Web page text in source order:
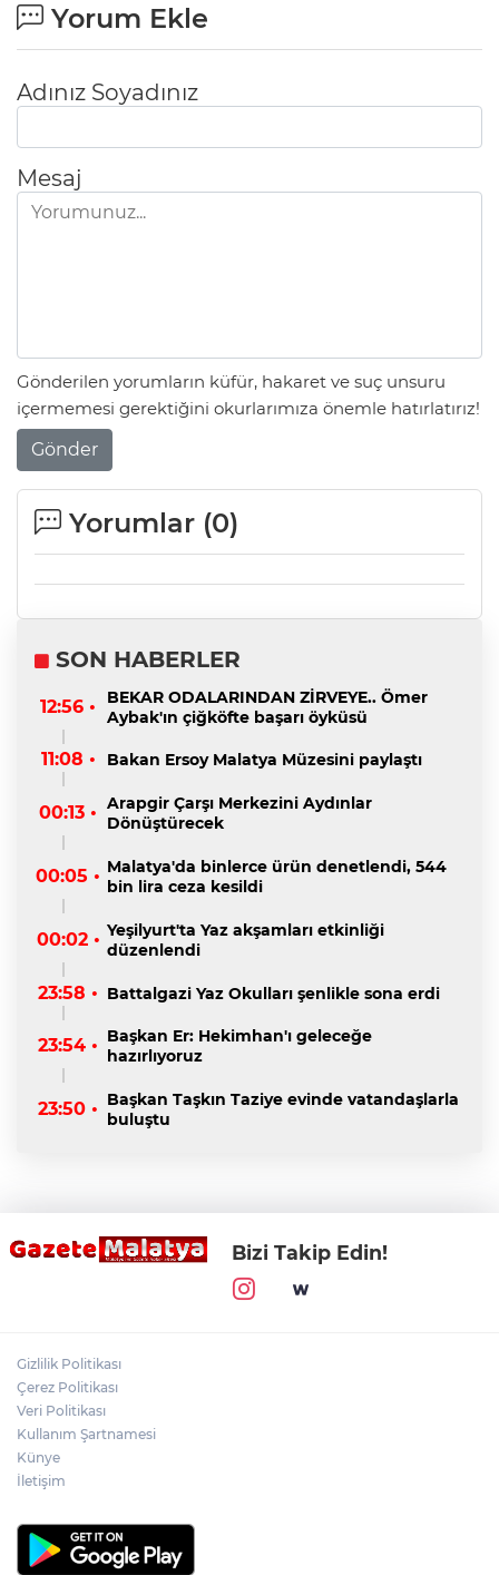
Yorum Ekle
Adınız Soyadınız
Mesaj
Gönderilen yorumların küfür, hakaret ve suç unsuru
içermemesi gerektiğini okurlarımıza önemle hatırlatırız!
Gönder
Yorumlar (0)
SON HABERLER
12:56 •
BEKAR ODALARINDAN ZİRVEYE.. Ömer
Aybak'ın çiğköfte başarı öyküsü
11:08 • Bakan Ersoy Malatya Müzesini paylaştı
00:13 • Arapgir Çarşı Merkezini Aydınlar
Dönüştürecek
00:05 • Malatya'da binlerce ürün denetlendi, 544
bin lira ceza kesildi
00:02 • Yeşilyurt'ta Yaz akşamları etkinliği
düzenlendi
23:58 • Battalgazi Yaz Okulları şenlikle sona erdi
23:54 • Başkan Er: Hekimhan'ı geleceğe
hazırlıyoruz
23:50 • Başkan Taşkın Taziye evinde vatandaşlarla
buluştu
Bizi Takip Edin!
Gizlilik Politikası
Çerez Politikası
Veri Politikası
Kullanım Şartnamesi
Künye
İletişim